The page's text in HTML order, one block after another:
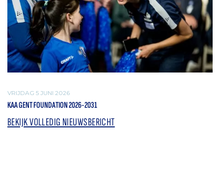
VRIJDAG 5 JUNI 2026
KAA GENT FOUNDATION 2026-2031
BEKIJK VOLLEDIG NIEUWSBERICHT